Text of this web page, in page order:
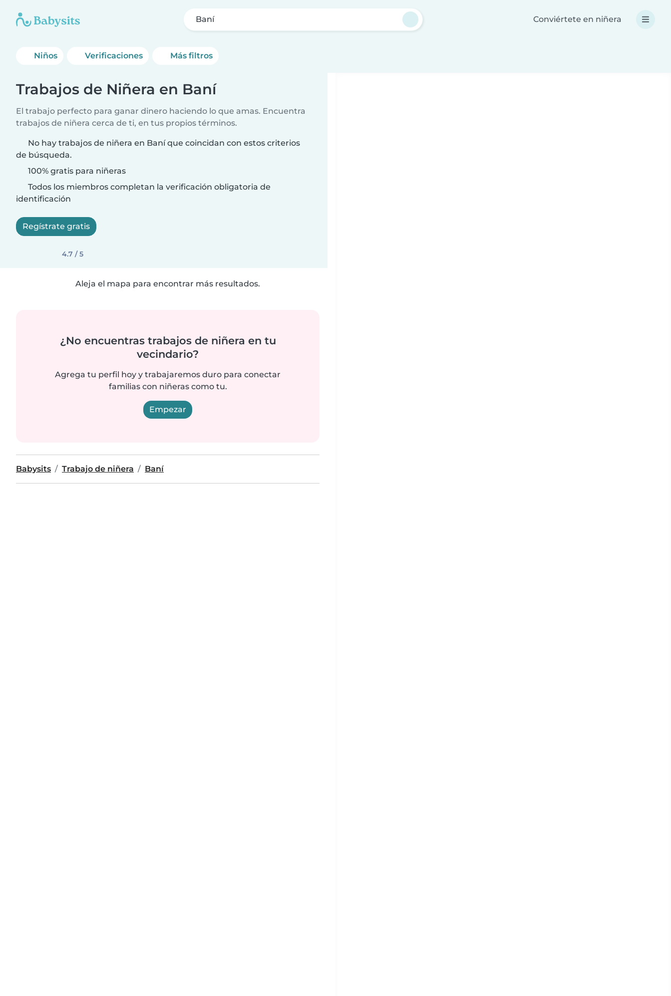
Baní Conviértete en niñera
Niños Verificaciones Más filtros
Trabajos de Niñera en Baní
El trabajo perfecto para ganar dinero haciendo lo que amas. Encuentra
trabajos de niñera cerca de ti, en tus propios términos.
No hay trabajos de niñera en Baní que coincidan con estos criterios
de búsqueda.
100% gratis para niñeras
Todos los miembros completan la verificación obligatoria de
identificación
Regístrate gratis
4.7 / 5
Aleja el mapa para encontrar más resultados.
¿No encuentras trabajos de niñera en tu
vecindario?
Agrega tu perfil hoy y trabajaremos duro para conectar
familias con niñeras como tu.
Empezar
Babysits Trabajo de niñera Baní